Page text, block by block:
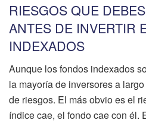
RIESGOS QUE
ANTES DE INVERTIR
INDEXADOS
Aunque los fondos indexados
la mayoría de inversores a
de riesgos. El más obvio es el
índice cae, el fondo cae con él.